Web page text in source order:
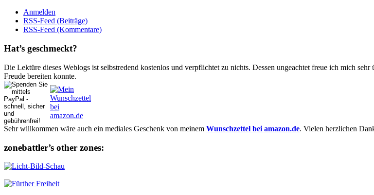
Anmelden
RSS-Feed (Beiträge)
RSS-Feed (Kommentare)
Hat’s ge­schmeckt?
Die Lektüre dieses Weblogs ist selbstredend kostenlos und ver­pflich­tet zu nichts. Dessen un­ge­achtet freue ich mich
Freude bereiten konnte.
Sehr willkommen wäre auch ein mediales Geschenk von meinem Wunschzettel bei amazon.de. Vielen herzlichen
zonebattler’s other zo­nes: